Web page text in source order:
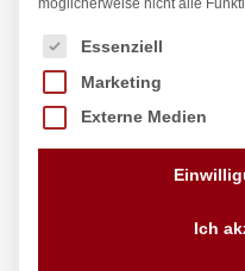
möglicherweise nicht alle
Es folgt eine Liste der
Essenziell
Marketing
Externe Medien
Ich